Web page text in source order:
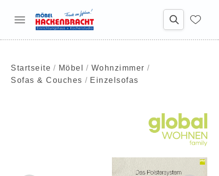
Startseite Möbel
Wohnzimmer
Sofas & Couches
Einzelsofas